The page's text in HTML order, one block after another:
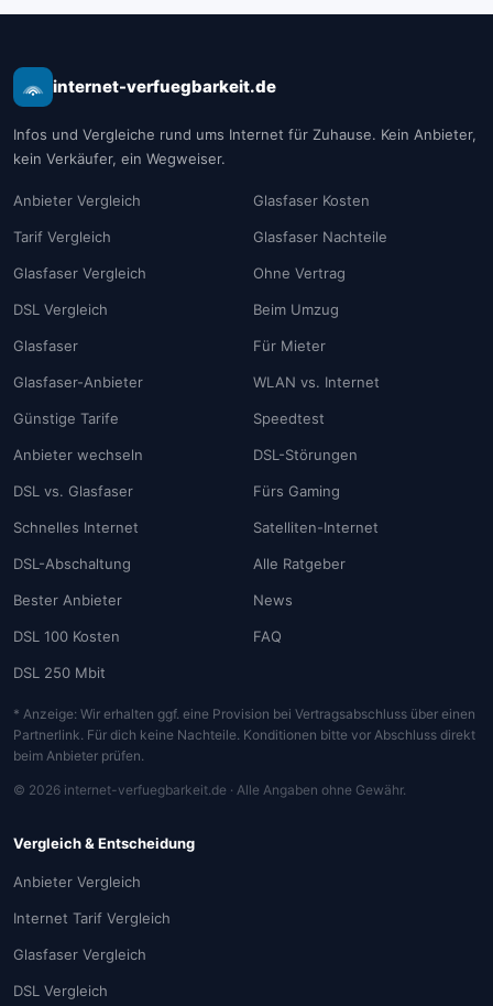
internet-verfuegbarkeit.de
Infos und Vergleiche rund ums Internet für Zuhause. Kein Anbieter,
kein Verkäufer, ein Wegweiser.
Anbieter Vergleich
Tarif Vergleich
Glasfaser Vergleich
DSL Vergleich
Glasfaser
Glasfaser-Anbieter
Günstige Tarife
Anbieter wechseln
DSL vs. Glasfaser
Schnelles Internet
DSL-Abschaltung
Bester Anbieter
DSL 100 Kosten
DSL 250 Mbit
Glasfaser Kosten
Glasfaser Nachteile
Ohne Vertrag
Beim Umzug
Für Mieter
WLAN vs. Internet
Speedtest
DSL-Störungen
Fürs Gaming
Satelliten-Internet
Alle Ratgeber
News
FAQ
* Anzeige: Wir erhalten ggf. eine Provision bei Vertragsabschluss über einen
Partnerlink. Für dich keine Nachteile. Konditionen bitte vor Abschluss direkt
beim Anbieter prüfen.
© 2026 internet-verfuegbarkeit.de · Alle Angaben ohne Gewähr.
Vergleich & Entscheidung
Anbieter Vergleich
Internet Tarif Vergleich
Glasfaser Vergleich
DSL Vergleich